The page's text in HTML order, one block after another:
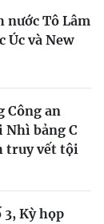
nước Tô Lâm
Úc và New
Công an
bảng C
truy vết tội
3, Kỳ họp